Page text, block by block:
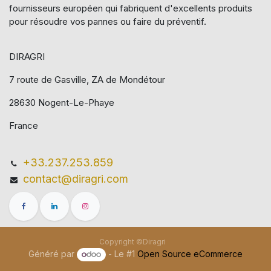
fournisseurs européen qui​ fabriquent d'excellents produits
pour résoudre vos pannes ou faire du préventif.
DIRAGRI
7 route de Gasville, ZA de Mondétour
28630 Nogent-Le-Phaye
France
+33.237.253.859
contact@diragri.com
Copyright ©Diragri
Généré par - Le #1Open Source eCommerce